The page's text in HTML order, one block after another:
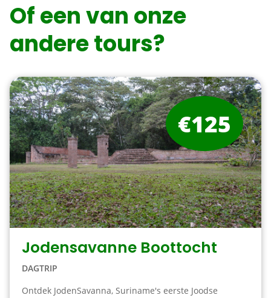
Of een van onze
andere tours?
Jodensavanne Boottocht
DAGTRIP
Ontdek JodenSavanna, Suriname's eerste Joodse
€125